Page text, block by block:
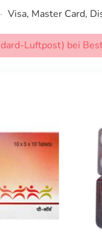
Visa, Master Card,
Luftpost) bei